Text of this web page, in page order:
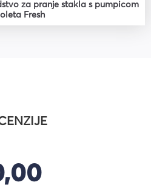
za pranje stakla s pumpicom
750ml Violeta Fresh